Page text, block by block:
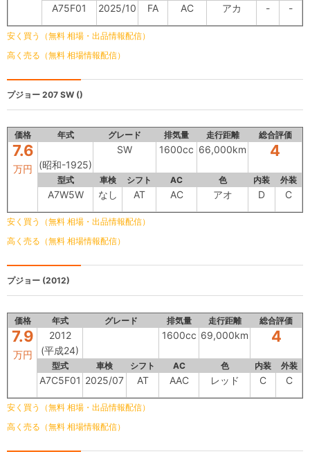
A75F01 2025/10 FA AC アカ - -
安く買う（無料 相場・出品情報配信）
高く売る（無料 相場情報配信）
プジョー 207 SW ()
価格 年式 グレード 排気量 走行距離 総合評価
7.6
万円 (昭和-1925)
SW 1600cc 66,000km 4
型式 車検 シフト AC 色 内装 外装
A7W5W なし AT AC アオ D C
安く買う（無料 相場・出品情報配信）
高く売る（無料 相場情報配信）
プジョー (2012)
価格 年式 グレード 排気量 走行距離 総合評価
7.9
万円
2012
(平成24)
1600cc 69,000km 4
型式 車検 シフト AC 色 内装 外装
A7C5F01 2025/07 AT AAC レッド C C
安く買う（無料 相場・出品情報配信）
高く売る（無料 相場情報配信）